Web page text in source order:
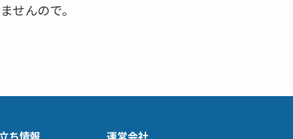
せんので。
ち情報 運営会社